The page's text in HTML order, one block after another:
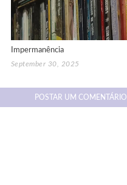
Impermanência
September 30, 2025
POSTAR UM COMENTÁRIO